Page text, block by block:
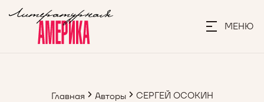
МЕНЮ
Главная Авторы СЕРГЕЙ ОСОКИН